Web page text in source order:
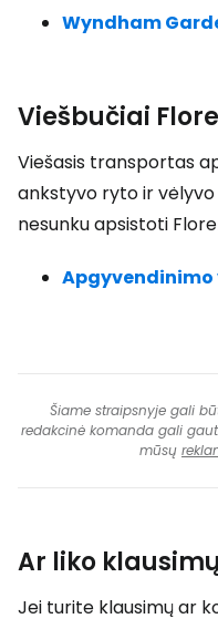
Wyndham
Viešbučiai
Viešasis transportas
ankstyvo ryto ir
nesunku apsistoti
Apgyvendinimo
Šiame straipsnyje gali
redakcinė komanda gali
mūsų
Ar liko
Jei turite klausimų ar